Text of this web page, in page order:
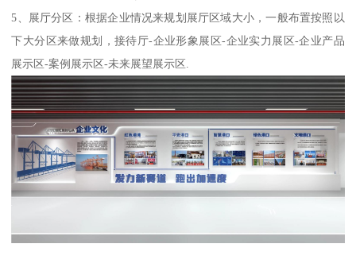
5、展厅分区：根据企业情况来规划展厅区域大小，一般布置按照以
下大分区来做规划，接待厅-企业形象展区-企业实力展区-企业产品
展示区-案例展示区-未来展望展示区.